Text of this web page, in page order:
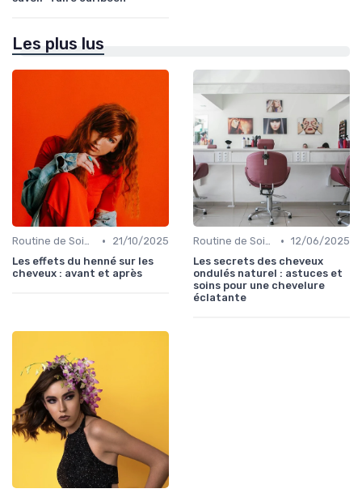
Les plus lus
Routine de Soins pour Cheveux Bouclés •
21/10/2025
Les effets du henné sur les
cheveux : avant et après
Routine de Soins pour Cheveux Bouclés • 12/06/2025
Les secrets des cheveux
ondulés naturel : astuces et
soins pour une chevelure
éclatante